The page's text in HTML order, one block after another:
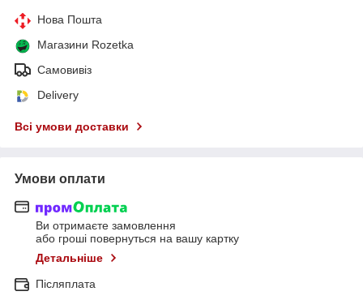
Нова Пошта
Магазини Rozetka
Самовивіз
Delivery
Всі умови доставки
Умови оплати
Ви отримаєте замовлення
або гроші повернуться на вашу картку
Детальніше
Післяплата